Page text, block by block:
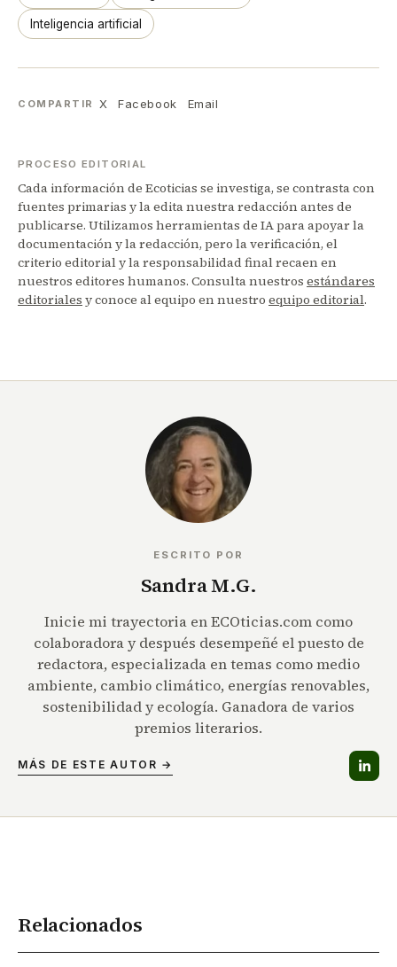
Inteligencia artificial
COMPARTIR X Facebook Email
PROCESO EDITORIAL
Cada información de Ecoticias se investiga, se contrasta con
fuentes primarias y la edita nuestra redacción antes de
publicarse. Utilizamos herramientas de IA para apoyar la
documentación y la redacción, pero la verificación, el
criterio editorial y la responsabilidad final recaen en
nuestros editores humanos. Consulta nuestros estándares
editoriales y conoce al equipo en nuestro equipo editorial.
ESCRITO POR
Sandra M.G.
Inicie mi trayectoria en ECOticias.com como
colaboradora y después desempeñé el puesto de
redactora, especializada en temas como medio
ambiente, cambio climático, energías renovables,
sostenibilidad y ecología. Ganadora de varios
premios literarios.
MÁS DE ESTE AUTOR →
Relacionados